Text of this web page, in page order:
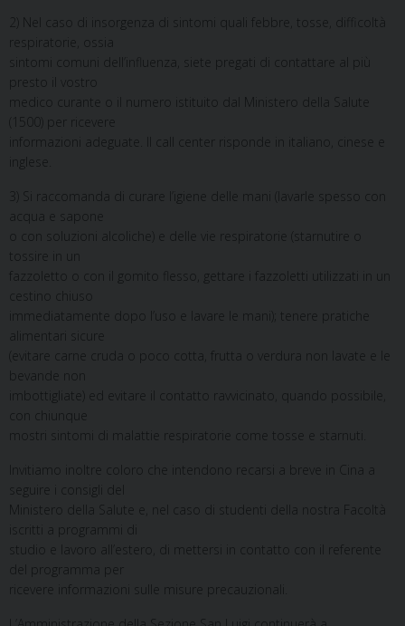
2) Nel caso di insorgenza di sintomi quali febbre, tosse, difficoltà
respiratorie, ossia
sintomi comuni dell’influenza, siete pregati di contattare al più
presto il vostro
medico curante o il numero istituito dal Ministero della Salute
(1500) per ricevere
informazioni adeguate. Il call center risponde in italiano, cinese e
inglese.
3) Si raccomanda di curare l’igiene delle mani (lavarle spesso con
acqua e sapone
o con soluzioni alcoliche) e delle vie respiratorie (starnutire o
tossire in un
fazzoletto o con il gomito flesso, gettare i fazzoletti utilizzati in un
cestino chiuso
immediatamente dopo l’uso e lavare le mani); tenere pratiche
alimentari sicure
(evitare carne cruda o poco cotta, frutta o verdura non lavate e le
bevande non
imbottigliate) ed evitare il contatto ravvicinato, quando possibile,
con chiunque
mostri sintomi di malattie respiratorie come tosse e starnuti.
Invitiamo inoltre coloro che intendono recarsi a breve in Cina a
seguire i consigli del
Ministero della Salute e, nel caso di studenti della nostra Facoltà
iscritti a programmi di
studio e lavoro all’estero, di mettersi in contatto con il referente
del programma per
ricevere informazioni sulle misure precauzionali.